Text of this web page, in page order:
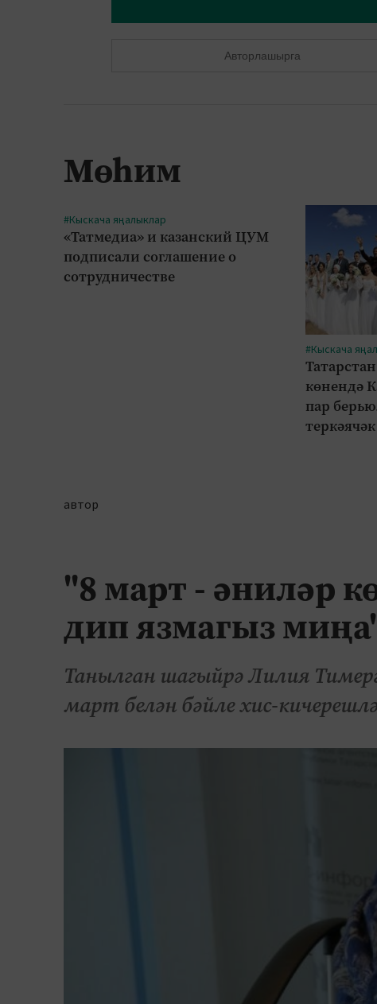
Авторлашырга
Мөһим
#Кыскача яңалыклар
«Татмедиа» и казанский ЦУМ
подписали соглашение о
сотрудничестве
#Кыскача
көнендә
пар
теркәячәк
автор
"8 март - әниләр
дип язмагыз
Танылган шагыйрә Лилия
март белән бәйле хис-